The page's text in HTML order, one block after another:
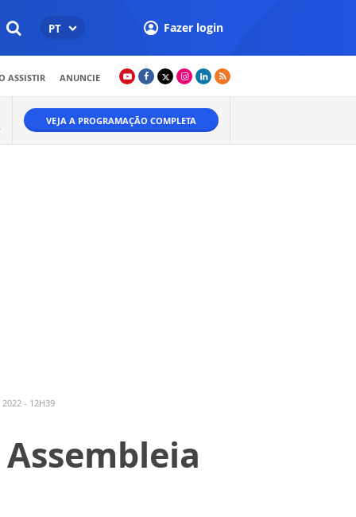
PT Fazer login
ASSISTIR ANUNCIE
VEJA A PROGRAMAÇÃO COMPLETA
2022 - 12H39